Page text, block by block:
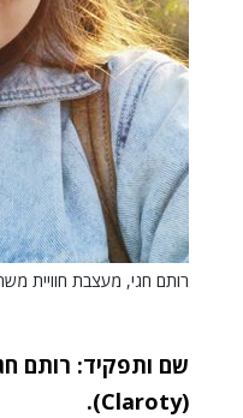
רותם חגי, מעצבת חוויית
שם ותפקיד: רותם
(Claroty).